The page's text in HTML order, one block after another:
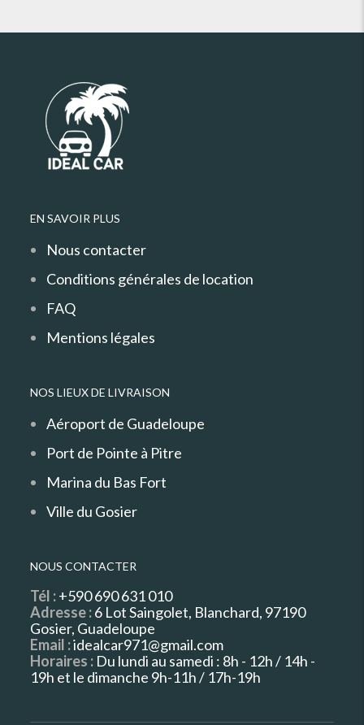
EN SAVOIR PLUS
Nous contacter
Conditions générales de location
FAQ
Mentions légales
NOS LIEUX DE LIVRAISON
Aéroport de Guadeloupe
Port de Pointe à Pitre
Marina du Bas Fort
Ville du Gosier
NOUS CONTACTER
Tél :+590 690 631 010
Adresse :6 Lot Saingolet, Blanchard, 97190
Gosier, Guadeloupe
Email :idealcar971@gmail.com
Horaires : Du lundi au samedi : 8h - 12h / 14h -
19h et le dimanche 9h-11h / 17h-19h